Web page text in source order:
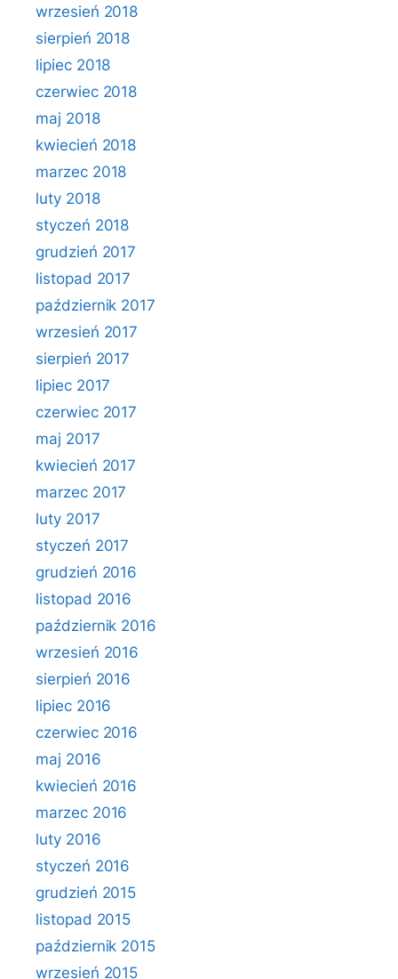
wrzesień 2018
sierpień 2018
lipiec 2018
czerwiec 2018
maj 2018
kwiecień 2018
marzec 2018
luty 2018
styczeń 2018
grudzień 2017
listopad 2017
październik 2017
wrzesień 2017
sierpień 2017
lipiec 2017
czerwiec 2017
maj 2017
kwiecień 2017
marzec 2017
luty 2017
styczeń 2017
grudzień 2016
listopad 2016
październik 2016
wrzesień 2016
sierpień 2016
lipiec 2016
czerwiec 2016
maj 2016
kwiecień 2016
marzec 2016
luty 2016
styczeń 2016
grudzień 2015
listopad 2015
październik 2015
wrzesień 2015